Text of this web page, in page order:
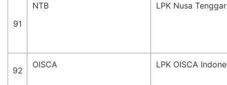
91
NTB LPK Nusa
92
OISCA LPK OISCA